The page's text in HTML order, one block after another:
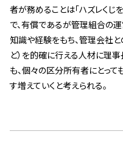
者が務めることは「ハズレくじ
で、有償であるが管理組合の
知識や経験をもち、管理会社
ど）を的確に行える人材に理
も、個々の区分所有者にとって
す増えていくと考えられる。